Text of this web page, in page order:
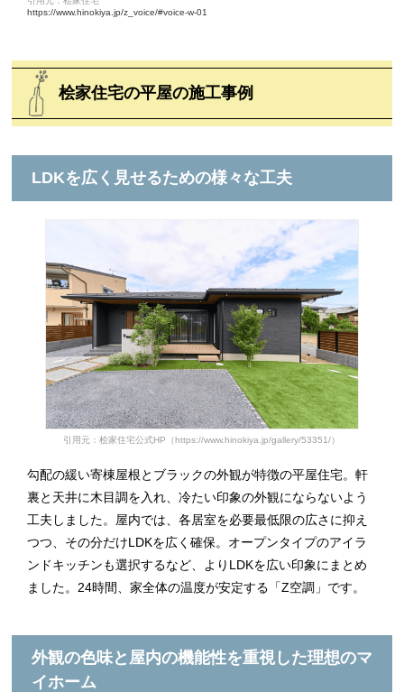
https://www.hinokiya.jp/z_voice/#voice-w-01
桧家住宅の平屋の施工事例
LDKを広く見せるための様々な工夫
引用元：桧家住宅公式HP（https://www.hinokiya.jp/gallery/53351/）
勾配の緩い寄棟屋根とブラックの外観が特徴の平屋住宅。軒
裏と天井に木目調を入れ、冷たい印象の外観にならないよう
工夫しました。屋内では、各居室を必要最低限の広さに抑え
つつ、その分だけLDKを広く確保。オープンタイプのアイラ
ンドキッチンも選択するなど、よりLDKを広い印象にまとめ
ました。24時間、家全体の温度が安定する「Z空調」です。
外観の色味と屋内の機能性を重視した理想のマ
イホーム